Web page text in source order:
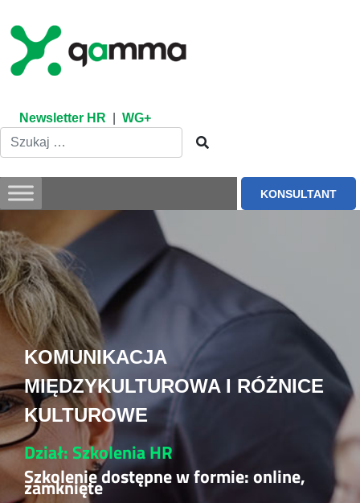
content
Newsletter HR WG+
KONSULTANT
KOMUNIKACJA
MIĘDZYKULTUROWA I RÓŻNICE
KULTUROWE
Dział: Szkolenia HR
Szkolenie dostępne w formie: online,
zamknięte